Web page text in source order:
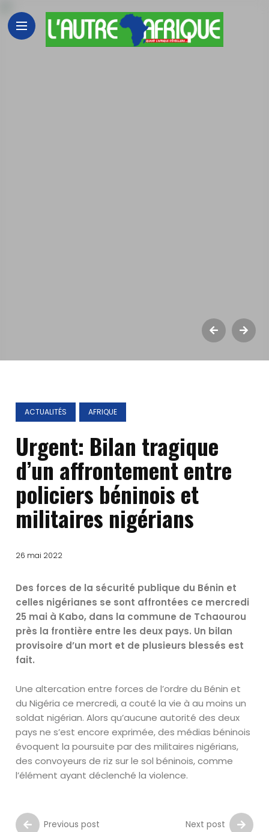
ACTUALITÉS AFRIQUE
Urgent: Bilan tragique
d’un affrontement entre
policiers béninois et
militaires nigérians
26 mai 2022
Des forces de la sécurité publique du Bénin et
celles nigérianes se sont affrontées ce mercredi
25 mai à Kabo, dans la commune de Tchaourou
près la frontière entre les deux pays. Un bilan
provisoire d’un mort et de plusieurs blessés est
fait.
Une altercation entre forces de l’ordre du Bénin et
du Nigéria ce mercredi, a couté la vie à au moins un
soldat nigérian. Alors qu’aucune autorité des deux
pays ne s’est encore exprimée, des médias béninois
évoquent la poursuite par des militaires nigérians,
des convoyeurs de riz sur le sol béninois, comme
l’élément ayant déclenché la violence.
Previous post Next post